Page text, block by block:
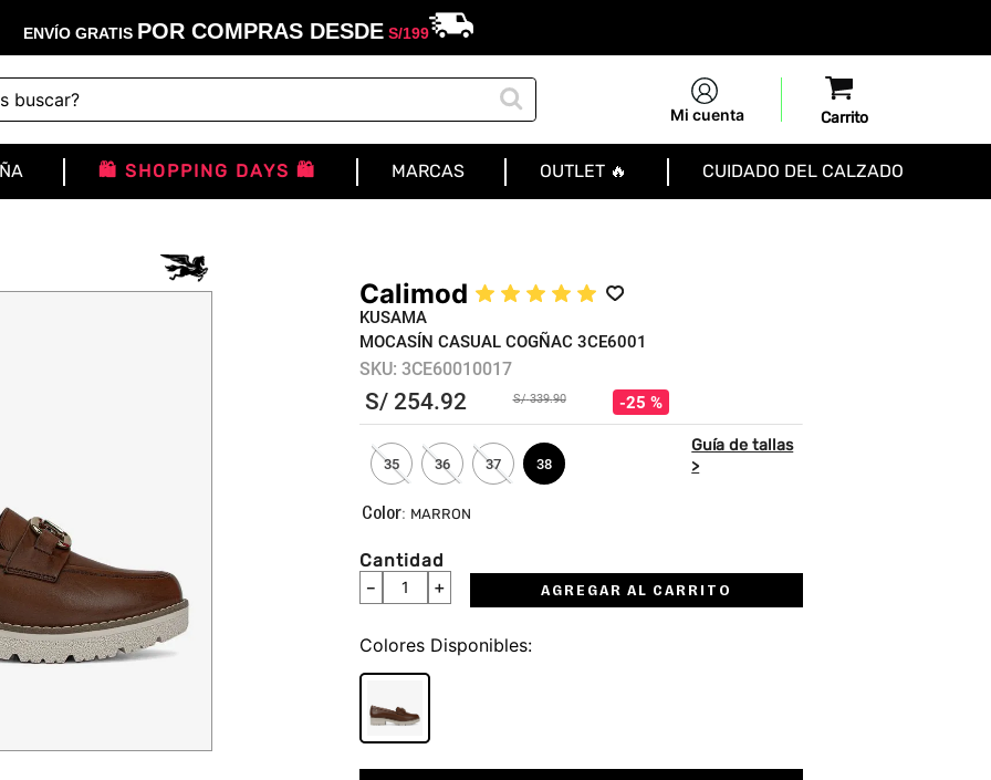
ENVÍO GRATIS POR COMPRAS DESDES/199
Mi cuenta
🛍️ SHOPPING DAYS 🛍️ MARCAS OUTLET 🔥 CUIDADO DEL CALZADO
Calimod ★ ★ ★ ★ ★
KUSAMA
MOCASÍN CASUAL COGÑAC 3CE6001
SKU: 3CE60010017
S/ 254.92 S/ 339.90 25 %
35 36 37 38
: MARRON
Cantidad
＋
－ AGREGAR AL CARRITO
Colores